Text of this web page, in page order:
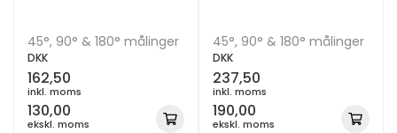
45°, 90° & 180° målinger
162,50
DKK
inkl. moms
130,00
ekskl. moms
45°, 90° & 180° målinger
237,50
DKK
inkl. moms
190,00
ekskl. moms